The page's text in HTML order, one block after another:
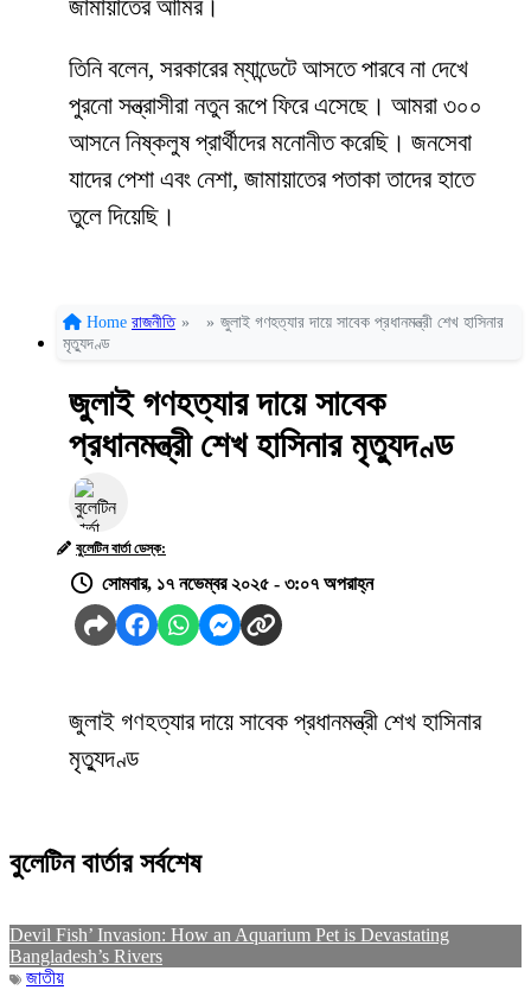
জামায়াতের আমির।
তিনি বলেন, সরকারের ম্যান্ডেটে আসতে পারবে না দেখে
পুরনো সন্ত্রাসীরা নতুন রূপে ফিরে এসেছে। আমরা ৩০০
আসনে নিষ্কলুষ প্রার্থীদের মনোনীত করেছি। জনসেবা
যাদের পেশা এবং নেশা, জামায়াতের পতাকা তাদের হাতে
তুলে দিয়েছি।
Home রাজনীতি » » জুলাই গণহত্যার দায়ে সাবেক প্রধানমন্ত্রী শেখ হাসিনার
মৃত্যুদণ্ড
জুলাই গণহত্যার দায়ে সাবেক
প্রধানমন্ত্রী শেখ হাসিনার মৃত্যুদণ্ড
বুলেটিন বার্তা ডেস্ক:
সোমবার, ১৭ নভেম্বর ২০২৫ - ৩:০৭ অপরাহ্ন
জুলাই গণহত্যার দায়ে সাবেক প্রধানমন্ত্রী শেখ হাসিনার
মৃত্যুদণ্ড
বুলেটিন বার্তার সর্বশেষ
Devil Fish’ Invasion: How an Aquarium Pet is Devastating
Bangladesh’s Rivers
জাতীয়